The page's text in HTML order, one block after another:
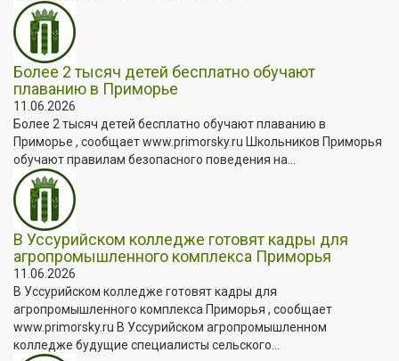
Более 2 тысяч детей бесплатно обучают
плаванию в Приморье
11.06.2026
Более 2 тысяч детей бесплатно обучают плаванию в
Приморье , сообщает www.primorsky.ru Школьников Приморья
обучают правилам безопасного поведения на...
В Уссурийском колледже готовят кадры для
агропромышленного комплекса Приморья
11.06.2026
В Уссурийском колледже готовят кадры для
агропромышленного комплекса Приморья , сообщает
www.primorsky.ru В Уссурийском агропромышленном
колледже будущие специалисты сельского...